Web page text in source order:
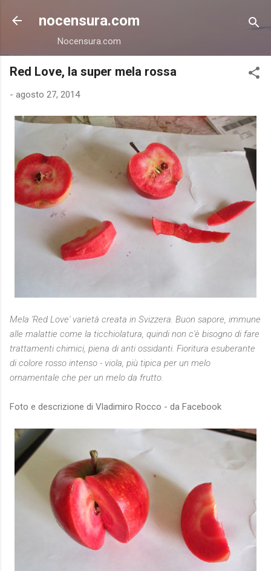
Passa ai contenuti principali
nocensura.com
Nocensura.com
Red Love, la super mela rossa
- agosto 27, 2014
Mela 'Red Love' varietà creata in Svizzera. Buon sapore, immune
alle malattie come la ticchiolatura, quindi non c'è bisogno di fare
trattamenti chimici, piena di anti ossidanti. Fioritura esuberante
di colore rosso intenso - viola, più tipica per un melo
ornamentale che per un melo da frutto.
Foto e descrizione di Vladimiro Rocco - da Facebook